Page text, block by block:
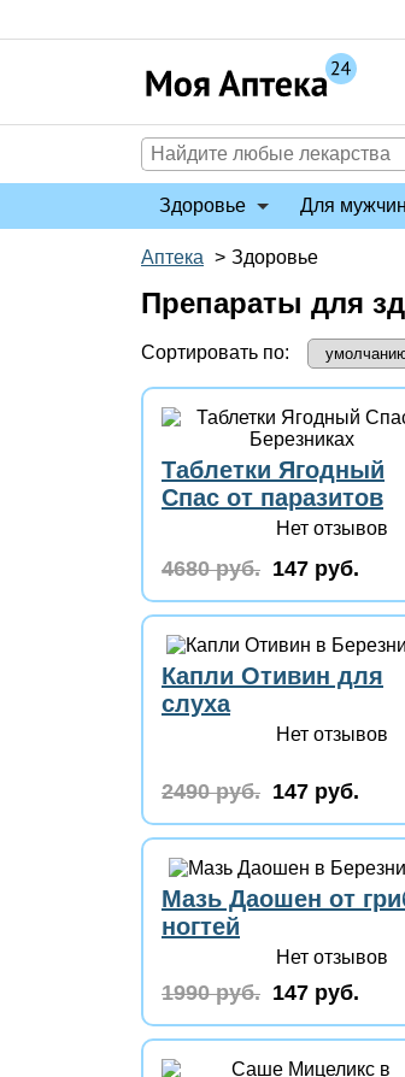
Здоровье Для мужчин
Аптека > Здоровье
Препараты для
Сортировать по:
Таблетки Ягодный
Спас от паразитов
Нет отзывов
4680 руб. 147 руб.
Капли Отивин для
слуха
Нет отзывов
2490 руб. 147 руб.
Мазь Даошен от
ногтей
Нет отзывов
1990 руб. 147 руб.